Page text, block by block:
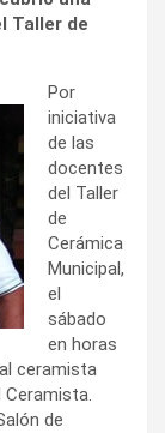
Taller de
Por
iniciativa
de las
docentes
del Taller
de
Cerámica
Municipal,
el
sábado
en horas
ceramista
Ceramista.
de